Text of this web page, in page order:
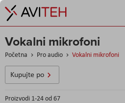
Vokalni mikrofoni
Početna Pro audio Vokalni mikrofoni
Proizvodi 1-24od67
Kupujte po